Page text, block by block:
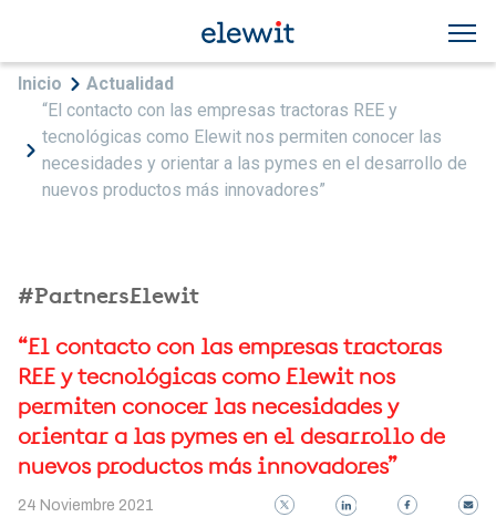
Sobrescribir enlaces de ayuda a la
Inicio
Actualidad
“El contacto con las empresas tractoras REE y
tecnológicas como Elewit nos permiten conocer las
necesidades y orientar a las pymes en el desarrollo de
nuevos productos más innovadores”
#PartnersElewit
“El contacto con las empresas tractoras
REE y tecnológicas como Elewit nos
permiten conocer las necesidades y
orientar a las pymes en el desarrollo de
nuevos productos más innovadores”
24 Noviembre 2021